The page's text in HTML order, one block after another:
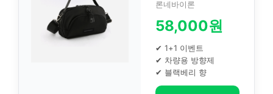
론네바이론
58,000원
✔ 1+1 이벤트
✔ 차량용 방향제
✔ 블랙베리 향